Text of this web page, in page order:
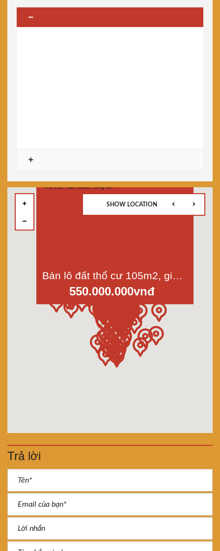
Bán lô đất thổ cư 105m2, giá 550 triệu, Cộng Đồng Lộc Trung, Mỹ Lộc, Cần Giuộc, Long An
550.000.000vnđ
SHOW LOCATION
Trả lời